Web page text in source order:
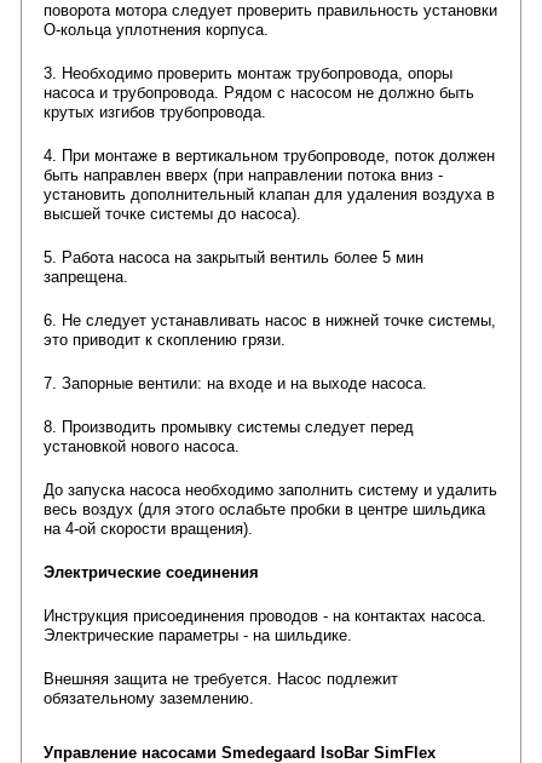
поворота мотора следует проверить правильность установки
О-кольца уплотнения корпуса.
3. Необходимо проверить монтаж трубопровода, опоры
насоса и трубопровода. Рядом с насосом не должно быть
крутых изгибов трубопровода.
4. При монтаже в вертикальном трубопроводе, поток должен
быть направлен вверх (при направлении потока вниз -
установить дополнительный клапан для удаления воздуха в
высшей точке системы до насоса).
5. Работа насоса на закрытый вентиль более 5 мин
запрещена.
6. Не следует устанавливать насос в нижней точке системы,
это приводит к скоплению грязи.
7. Запорные вентили: на входе и на выходе насоса.
8. Производить промывку системы следует перед
установкой нового насоса.
До запуска насоса необходимо заполнить систему и удалить
весь воздух (для этого ослабьте пробки в центре шильдика
на 4-ой скорости вращения).
Электрические соединения
Инструкция присоединения проводов - на контактах насоса.
Электрические параметры - на шильдике.
Внешняя защита не требуется. Насос подлежит
обязательному заземлению.
Управление насосами Smedegaard IsoBar SimFlex